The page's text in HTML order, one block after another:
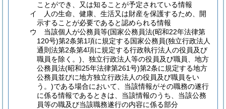
ことができ、又は知ることが予定されている情報
イ
人の生命、健康、生活又は財産を保護するため、開
示することが必要であると認められる情報
ウ
当該個人が公務員等(国家公務員法(昭和22年法律第
120号)第2条第1項に規定する国家公務員(独立行政法人
通則法第2条第4項に規定する行政執行法人の役員及び
職員を除く。) 、独立行政法人等の役員及び職員、地方
公務員法(昭和25年法律第261号)第2条に規定する地方
公務員並びに地方独立行政法人の役員及び職員をい
う。)である場合において、当該情報がその職務の遂行
に係る情報であるときは、当該情報のうち、当該公務
員等の職及び当該職務遂行の内容に係る部分